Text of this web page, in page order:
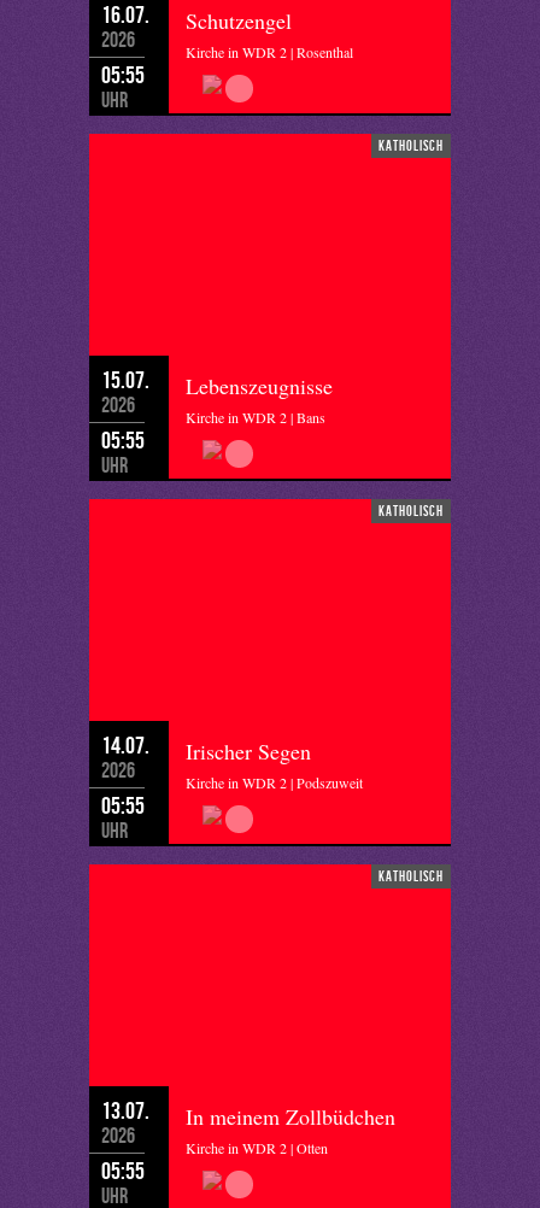
16.07.
2026
05:55
Uhr
Schutzengel
Kirche in WDR 2 | Rosenthal
katholisch
15.07.
2026
05:55
Uhr
Lebenszeugnisse
Kirche in WDR 2 | Bans
katholisch
14.07.
2026
05:55
Uhr
Irischer Segen
Kirche in WDR 2 | Podszuweit
katholisch
13.07.
2026
05:55
Uhr
In meinem Zollbüdchen
Kirche in WDR 2 | Otten